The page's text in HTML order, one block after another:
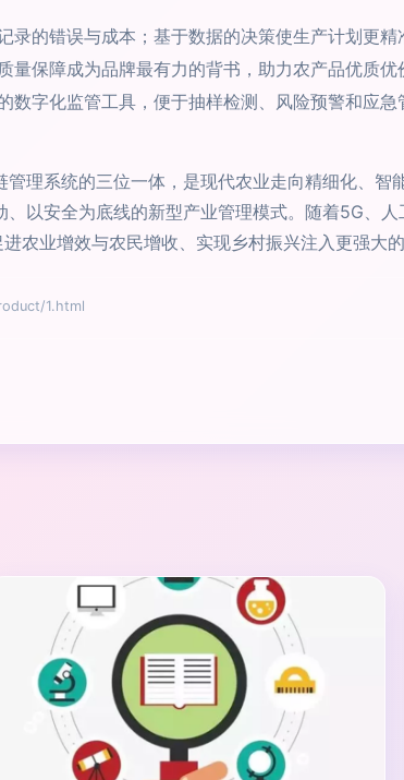
录的错误与成本；基于数据的决策使生产计划更精
量保障成为品牌最有力的背书，助力农产品优质优
数字化监管工具，便于抽样检测、风险预警和应急
理系统的三位一体，是现代农业走向精细化、
以安全为底线的新型产业管理模式。随着5G、
农业增效与农民增收、实现乡村振兴注入更强大的
1.html